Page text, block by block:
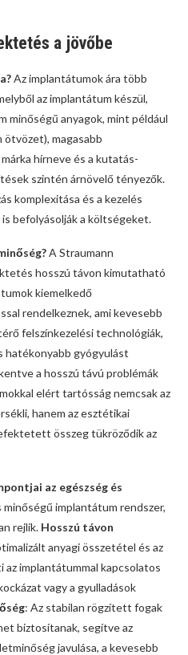
a jövőbe
Az implantátumok ára több
az implantátum készül,
minőségű anyagok, mint például
magasabb
hírneve és a kutatás-
szintén árnövelő tényezők.
komplexitása és a kezelés
befolyásolják a költségeket.
A Straumann
hosszú távon kimutatható
kiemelkedő
rendelkeznek, ami kevesebb
felszínkezelési technológiák,
hatékonyabb gyógyulást
a hosszú távú problémák
elért tartósság nemcsak az
hanem az esztétikai
összeg tükröződik az
az egészség és
minőségű implantátum rendszer,
rejlik. Hosszú távon
anyagi összetétel és az
implantátummal kapcsolatos
vagy a gyulladások
: Az stabilan rögzített fogak
biztosítanak, segítve az
javulása, a kevesebb